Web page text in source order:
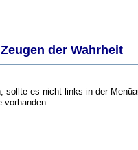
Zeugen der Wahrheit
sollte es nicht links in der